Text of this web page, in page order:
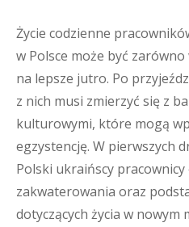
Życie codzienne
w Polsce może być
na lepsze jutro. Po
z nich musi zmierzyć się z
kulturowymi, które mogą
egzystencję. W pierwszych
Polski ukraińscy
zakwaterowania oraz
dotyczących życia w nowym